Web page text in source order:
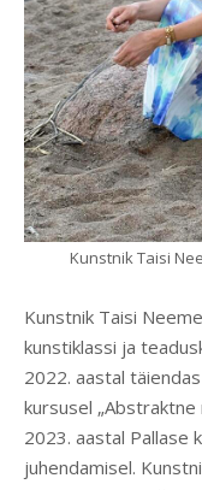
Kunstnik Taisi
Kunstnik Taisi
kunstiklassi ja
2022. aastal
kursusel „Abstraktne
2023. aastal Pallase
juhendamisel.